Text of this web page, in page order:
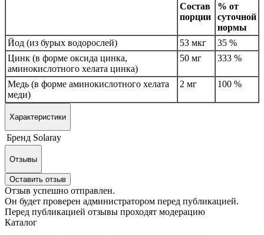
Состав
порции
% от
суточной
нормы
Йод (из бурых водорослей)
53 мкг
35 %
Цинк (в форме оксида цинка,
аминокислотного хелата цинка)
50 мг 333 %
Медь (в форме аминокислотного хелата
меди)
2 мг 100 %
Характеристики
Бренд Solaray
Отзывы
Оставить отзыв
Отзыв успешно отправлен.
Он будет проверен администратором перед публикацией.
Перед публикацией отзывы проходят модерацию
Каталог